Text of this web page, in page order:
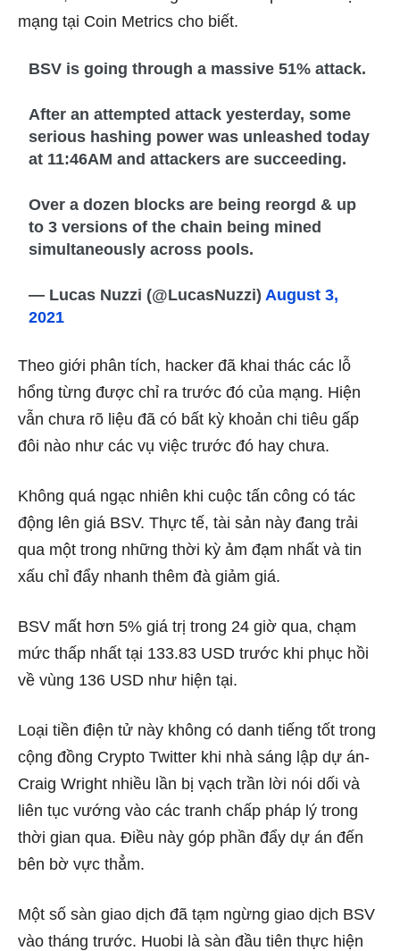
mạng tại Coin Metrics cho biết.
BSV is going through a massive 51% attack.
After an attempted attack yesterday, some
serious hashing power was unleashed today
at 11:46AM and attackers are succeeding.
Over a dozen blocks are being reorgd & up
to 3 versions of the chain being mined
simultaneously across pools.
— Lucas Nuzzi (@LucasNuzzi) August 3,
2021
Theo giới phân tích, hacker đã khai thác các lỗ
hổng từng được chỉ ra trước đó của mạng. Hiện
vẫn chưa rõ liệu đã có bất kỳ khoản chi tiêu gấp
đôi nào như các vụ việc trước đó hay chưa.
Không quá ngạc nhiên khi cuộc tấn công có tác
động lên giá BSV. Thực tế, tài sản này đang trải
qua một trong những thời kỳ ảm đạm nhất và tin
xấu chỉ đẩy nhanh thêm đà giảm giá.
BSV mất hơn 5% giá trị trong 24 giờ qua, chạm
mức thấp nhất tại 133.83 USD trước khi phục hồi
về vùng 136 USD như hiện tại.
Loại tiền điện tử này không có danh tiếng tốt trong
cộng đồng Crypto Twitter khi nhà sáng lập dự án-
Craig Wright nhiều lần bị vạch trần lời nói dối và
liên tục vướng vào các tranh chấp pháp lý trong
thời gian qua. Điều này góp phần đẩy dự án đến
bên bờ vực thẳm.
Một số sàn giao dịch đã tạm ngừng giao dịch BSV
vào tháng trước. Huobi là sàn đầu tiên thực hiện